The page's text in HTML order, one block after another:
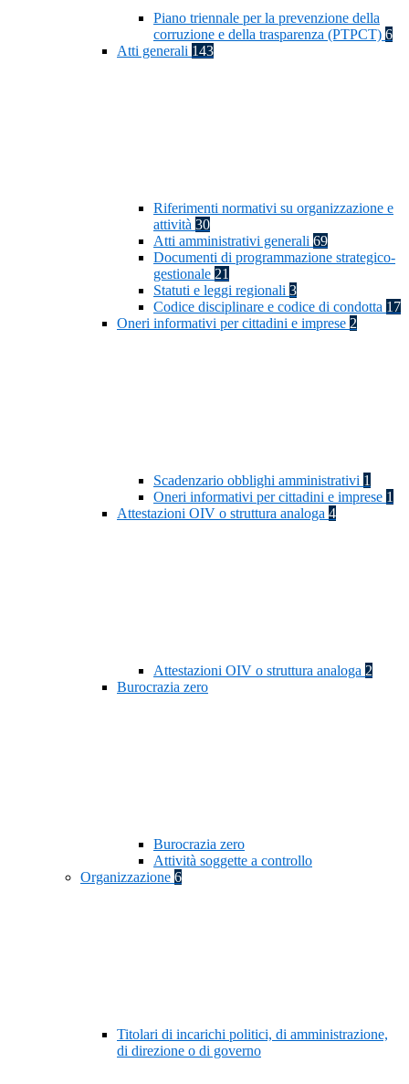
Piano triennale per la prevenzione della
corruzione e della trasparenza (PTPCT) 6
Atti generali 143
Riferimenti normativi su organizzazione e
attività 30
Atti amministrativi generali 69
Documenti di programmazione strategico-
gestionale 21
Statuti e leggi regionali 3
Codice disciplinare e codice di condotta 17
Oneri informativi per cittadini e imprese 2
Scadenzario obblighi amministrativi 1
Oneri informativi per cittadini e imprese 1
Attestazioni OIV o struttura analoga 4
Attestazioni OIV o struttura analoga 2
Burocrazia zero
Burocrazia zero
Attività soggette a controllo
Organizzazione 6
Titolari di incarichi politici, di amministrazione,
di direzione o di governo